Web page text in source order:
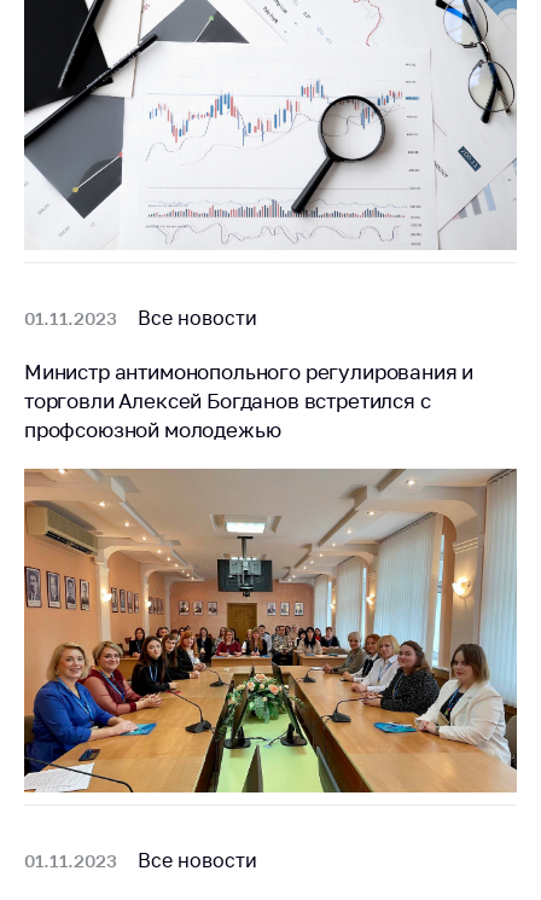
01.11.2023 Все новости
Министр антимонопольного регулирования и
торговли Алексей Богданов встретился с
профсоюзной молодежью
01.11.2023 Все новости